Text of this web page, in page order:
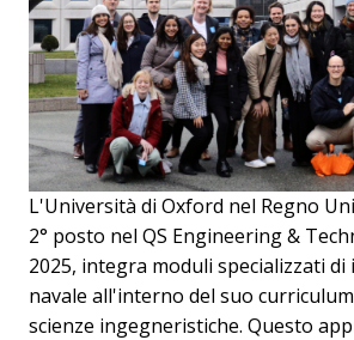
L'Università di Oxford nel Regno
2° posto nel QS Engineering &
2025, integra moduli specializzati
navale all'interno del suo
scienze ingegneristiche. Questo